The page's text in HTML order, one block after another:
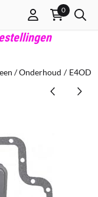
of sta alle
0
/ Onderhoud / E4OD